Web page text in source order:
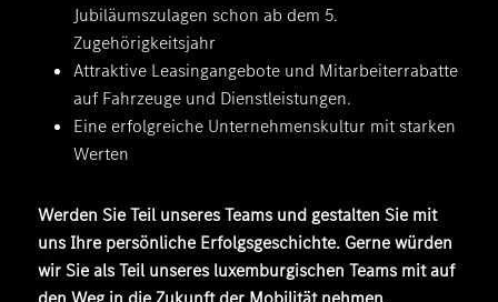
Jubiläumszulagen schon ab dem 5.
Zugehörigkeitsjahr
Attraktive Leasingangebote und Mitarbeiterrabatte
auf Fahrzeuge und Dienstleistungen.
Eine erfolgreiche Unternehmenskultur mit starken
Werten
Werden Sie Teil unseres Teams und gestalten Sie mit
uns Ihre persönliche Erfolgsgeschichte. Gerne würden
wir Sie als Teil unseres luxemburgischen Teams mit auf